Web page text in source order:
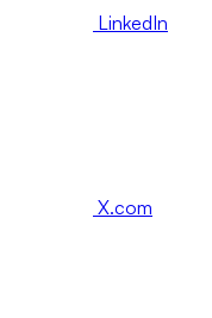
LinkedIn
X.com